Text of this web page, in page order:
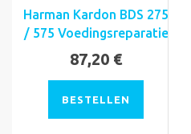
Harman Kardon BDS 275
/ 575 Voedingsreparatie
87,20 €
BESTELLEN